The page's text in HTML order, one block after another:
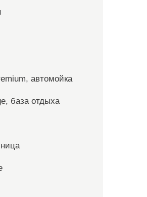
автомойка
база отдыха